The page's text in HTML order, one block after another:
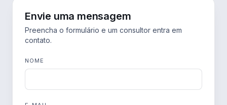
Envie uma mensagem
Preencha o formulário e um consultor entra em
contato.
NOME